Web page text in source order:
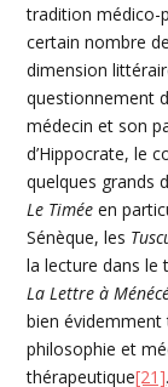
tradition médico-
certain nombre
dimension
questionnement
médecin et son
d’Hippocrate, le
quelques grands
Le Timée en
Sénèque, les
la lecture dans le
La Lettre à
bien évidemment
philosophie et
thérapeutique[21]